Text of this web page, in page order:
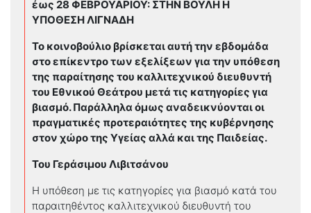
έως 28 ΦΕΒΡΟΥΑΡΙΟΥ: ΣΤΗΝ ΒΟΥΛΗ Η
ΥΠΟΘΕΣΗ ΛΙΓΝΑΔΗ
Το κοινοβούλιο βρίσκεται αυτή την εβδομάδα
στο επίκεντρο των εξελίξεων για την υπόθεση
της παραίτησης του καλλιτεχνικού διευθυντή
του Εθνικού Θεάτρου μετά τις κατηγορίες για
βιασμό. Παράλληλα όμως αναδεικνύονται οι
πραγματικές προτεραιότητες της κυβέρνησης
στον χώρο της Υγείας αλλά και της Παιδείας.
Του Γεράσιμου Λιβιτσάνου
Η υπόθεση με τις κατηγορίες για βιασμό κατά του
παραιτηθέντος καλλιτεχνικού διευθυντή του